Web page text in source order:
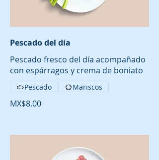
Pescado del día
Pescado fresco del día acompañado
con espárragos y crema de boniato
MX$8.00
Pescado Mariscos